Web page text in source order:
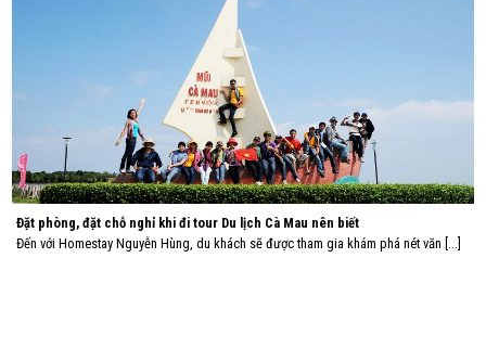
Đặt phòng, đặt chỗ nghỉ khi đi tour Du lịch Cà Mau nên biết
Đến với Homestay Nguyễn Hùng, du khách sẽ được tham gia khám phá nét văn [...]